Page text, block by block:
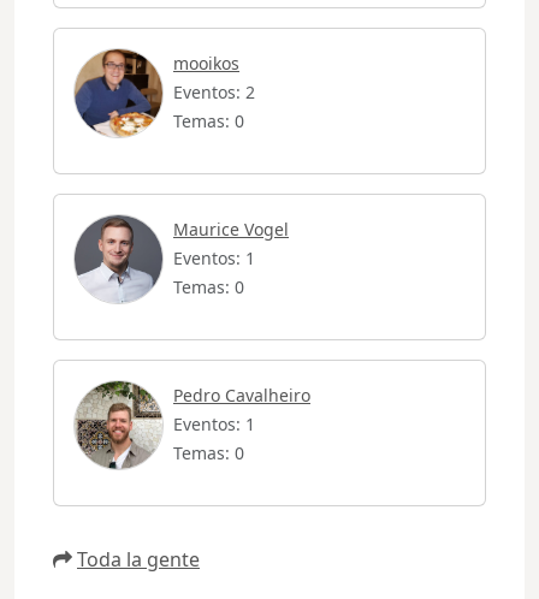
mooikos
Eventos: 2
Temas: 0
Maurice Vogel
Eventos: 1
Temas: 0
Pedro Cavalheiro
Eventos: 1
Temas: 0
Toda la gente